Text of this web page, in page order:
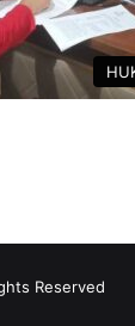
Reserved